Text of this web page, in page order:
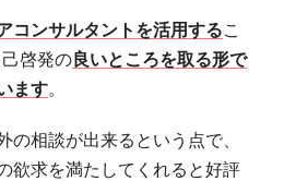
コンサルタントを活用するこ
啓発の 良いところを取る形で
ます。
の相談が出来るという点で、
欲求を満たしてくれると好評